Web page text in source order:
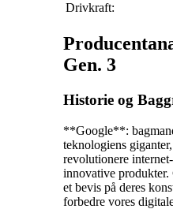
Drivkraft:
Gen. 3
Historie og
**Google**:
teknologiens
revolutionere
innovative produkter.
et bevis på deres
forbedre vores